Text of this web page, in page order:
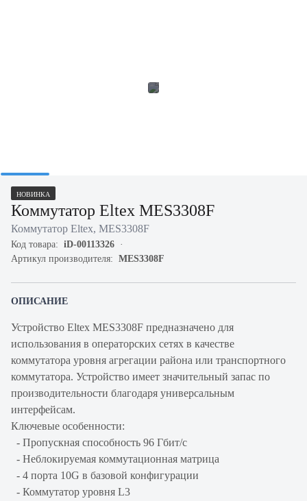
НОВИНКА
Коммутатор Eltex MES3308F
Коммутатор Eltex, MES3308F
Код товара: iD-00113326
Артикул производителя: MES3308F
ОПИСАНИЕ
Устройство Eltex MES3308F предназначено для
использования в операторских сетях в качестве
коммутатора уровня агрегации района или транспортного
коммутатора. Устройство имеет значительный запас по
производительности благодаря универсальным
интерфейсам.
Ключевые особенности:
- Пропускная способность 96 Гбит/с
- Неблокируемая коммутационная матрица
- 4 порта 10G в базовой конфигурации
- Коммутатор уровня L3